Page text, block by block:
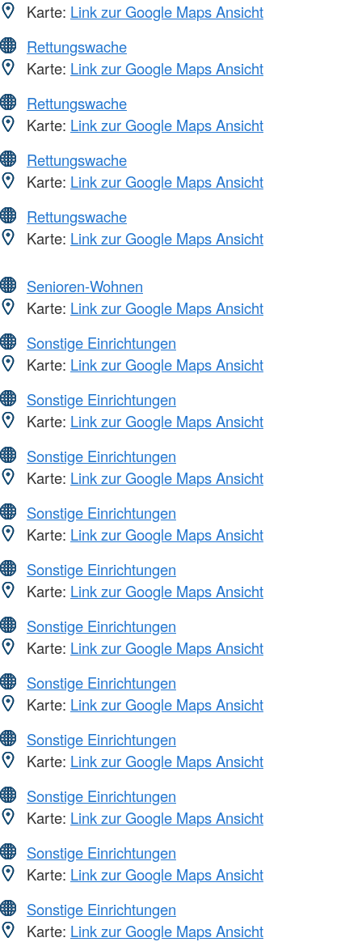
Karte: Link zur Google Maps Ansicht
Rettungswache
Karte: Link zur Google Maps Ansicht
Rettungswache
Karte: Link zur Google Maps Ansicht
Rettungswache
Karte: Link zur Google Maps Ansicht
Rettungswache
Karte: Link zur Google Maps Ansicht
Senioren-Wohnen
Karte: Link zur Google Maps Ansicht
Sonstige Einrichtungen
Karte: Link zur Google Maps Ansicht
Sonstige Einrichtungen
Karte: Link zur Google Maps Ansicht
Sonstige Einrichtungen
Karte: Link zur Google Maps Ansicht
Sonstige Einrichtungen
Karte: Link zur Google Maps Ansicht
Sonstige Einrichtungen
Karte: Link zur Google Maps Ansicht
Sonstige Einrichtungen
Karte: Link zur Google Maps Ansicht
Sonstige Einrichtungen
Karte: Link zur Google Maps Ansicht
Sonstige Einrichtungen
Karte: Link zur Google Maps Ansicht
Sonstige Einrichtungen
Karte: Link zur Google Maps Ansicht
Sonstige Einrichtungen
Karte: Link zur Google Maps Ansicht
Sonstige Einrichtungen
Karte: Link zur Google Maps Ansicht